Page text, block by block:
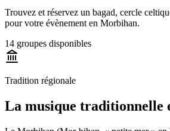
Trouvez et réservez un bagad, cercle
pour votre évènement en Morbihan.
14 groupes disponibles
Tradition régionale
La musique traditionnelle